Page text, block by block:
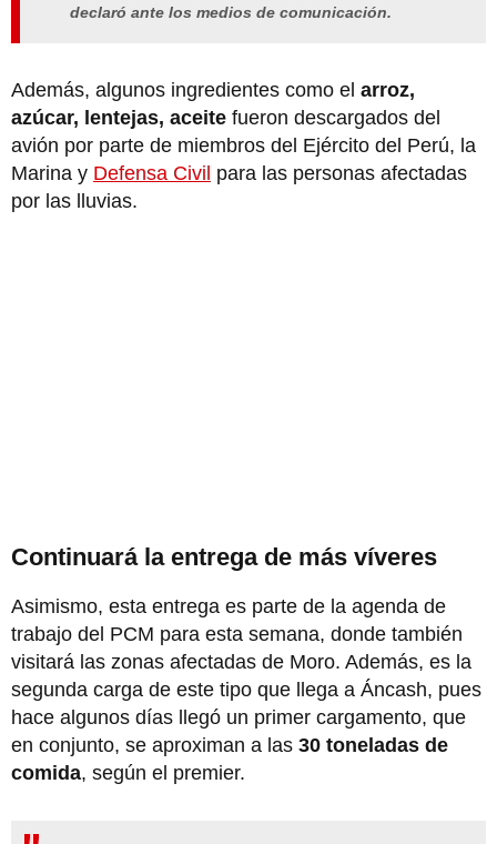
declaró ante los medios de comunicación.
Además, algunos ingredientes como el arroz,
azúcar, lentejas, aceite fueron descargados del
avión por parte de miembros del Ejército del Perú, la
Marina y Defensa Civil para las personas afectadas
por las lluvias.
Continuará la entrega de más víveres
Asimismo, esta entrega es parte de la agenda de
trabajo del PCM para esta semana, donde también
visitará las zonas afectadas de Moro. Además, es la
segunda carga de este tipo que llega a Áncash, pues
hace algunos días llegó un primer cargamento, que
en conjunto, se aproximan a las 30 toneladas de
comida, según el premier.